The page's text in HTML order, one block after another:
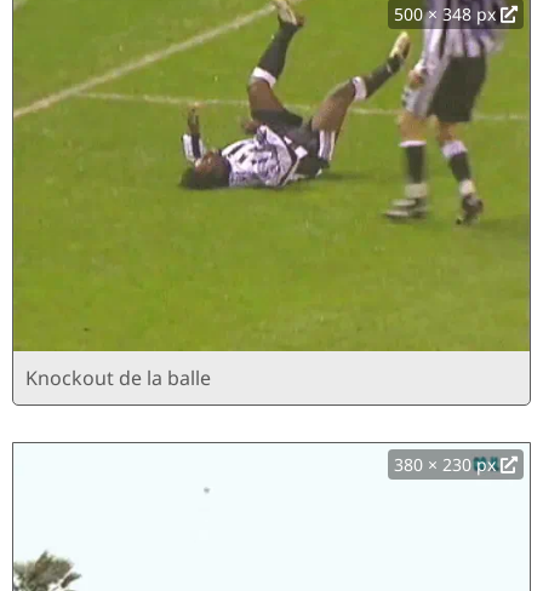
500 × 348 px
Knockout de la balle
380 × 230 px